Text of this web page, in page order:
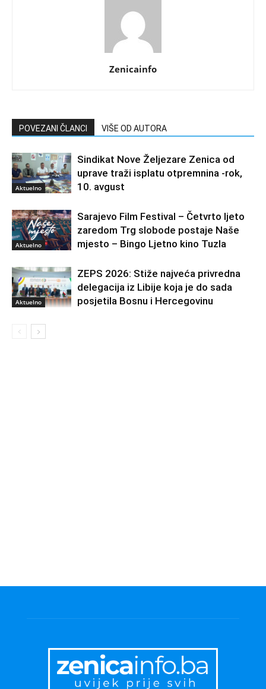
Zenicainfo
POVEZANI ČLANCI VIŠE OD AUTORA
Aktuelno
Sindikat Nove Željezare Zenica od
uprave traži isplatu otpremnina -rok,
10. avgust
Aktuelno
Sarajevo Film Festival – Četvrto ljeto
zaredom Trg slobode postaje Naše
mjesto – Bingo Ljetno kino Tuzla
Aktuelno
ZEPS 2026: Stiže najveća privredna
delegacija iz Libije koja je do sada
posjetila Bosnu i Hercegovinu